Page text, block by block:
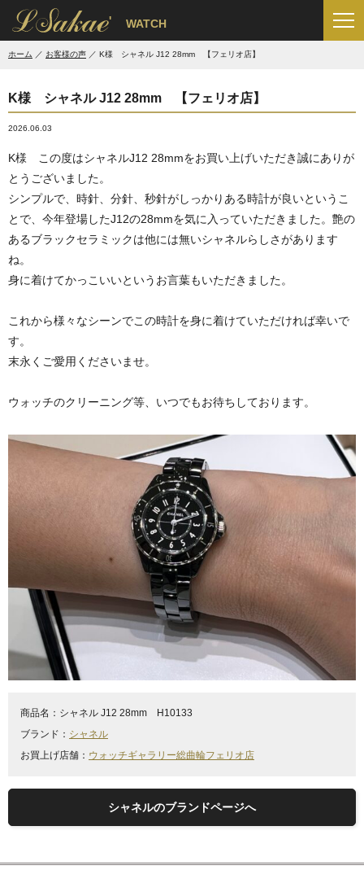
' WATCH
ホーム お客様の声 K様 シャネル J12 28mm 【フェリオ店】
K様 シャネル J12 28mm 【フェリオ店】
2026.06.03
K様 この度はシャネルJ12 28mmをお買い上げいただき誠にありが
とうございました。
シンプルで、時針、分針、秒針がしっかりある時計が良いというこ
とで、今年登場したJ12の28mmを気に入っていただきました。艶の
あるブラックセラミックは他には無いシャネルらしさがあります
ね。
身に着けてかっこいいというお言葉もいただきました。
これから様々なシーンでこの時計を身に着けていただければ幸いで
す。
末永くご愛用くださいませ。
ウォッチのクリーニング等、いつでもお待ちしております。
商品名： シャネル J12 28mm H10133
ブランド： シャネル
お買上げ店舗： ウォッチギャラリー総曲輪フェリオ店
シャネルのブランドページへ